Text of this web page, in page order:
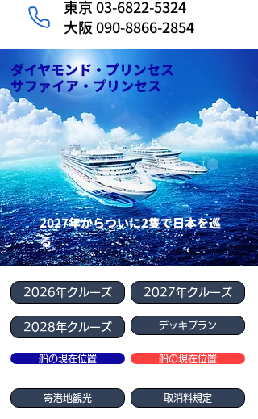
東京03-6822-5324
大阪 090-8866-2854
ダイヤモンド・プリンセス
​サファイア・プリンセス
2027年からついに2隻で日本を巡
る
2026年クルーズ 2027年クルーズ
2028年クルーズ デッキプラン
船の現在位置 船の現在位置
寄港地観光 取消料規定